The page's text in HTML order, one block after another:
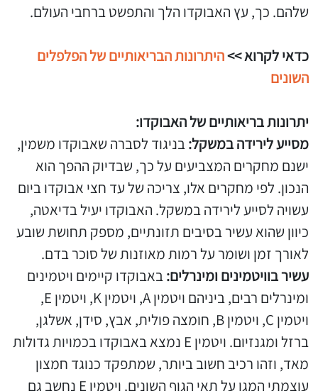
שלהם. כך, עץ האבוקדו הלך והתפשט ברחבי העולם.
כדאי לקרוא >>היתרונות הבריאותיים של הפלפלים
השונים
יתרונות בריאותיים של האבוקדו:
מסייע לירידה במשקל:בניגוד לסברה שאבוקדו משמין,
ישנם מחקרים המצביעים על כך, שבדיוק ההפך הוא
הנכון. לפי מחקרים אלו, צריכה של עד חצי אבוקדו ביום
עשויה לסייע לירידה במשקל. האבוקדו יעיל בדיאטה,
כיוון שהוא עשיר בסיבים תזונתיים, מספק תחושת שובע
לאורך זמן ושומר על רמות מאוזנות של סוכר בדם.
עשיר בוויטמינים ומינרלים:באבוקדו קיימים ויטמינים
ומינרלים רבים, ביניהם ויטמין A, ויטמין K, ויטמין E,
ויטמין C, ויטמין B, חומצה פולית, אבץ, סידן, אשלגן,
ברזל ומגנזיום. ויטמין E נמצא באבוקדו בכמויות גדולות
מאד, וזהו רכיב חשוב ביותר, שמתפקד כנוגד חמצון
עוצמתי המגן על תאי הגוף השונים. ויטמין E נחשב גם